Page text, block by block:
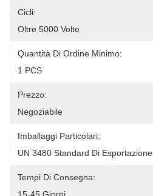
Cicli:
Oltre 5000 Volte
Quantità Di Ordine Minimo:
1 PCS
Prezzo:
Negoziabile
Imballaggi Particolari:
UN 3480 Standard Di Esportazione
Tempi Di Consegna: